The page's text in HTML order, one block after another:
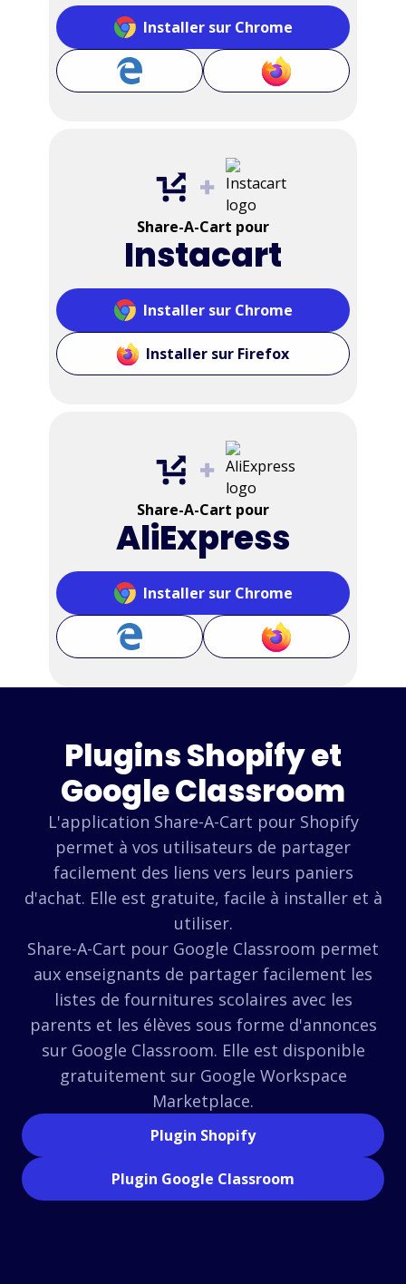
Installer sur Chrome
Share-A-Cart pour
Instacart
Installer sur Chrome
Installer sur Firefox
Share-A-Cart pour
AliExpress
Installer sur Chrome
Plugins Shopify et
Google Classroom
L'application Share-A-Cart pour Shopify
permet à vos utilisateurs de partager
facilement des liens vers leurs paniers
d'achat. Elle est gratuite, facile à installer et à
utiliser.
Share-A-Cart pour Google Classroom permet
aux enseignants de partager facilement les
listes de fournitures scolaires avec les
parents et les élèves sous forme d'annonces
sur Google Classroom. Elle est disponible
gratuitement sur Google Workspace
Marketplace.
Plugin Shopify
Plugin Google Classroom